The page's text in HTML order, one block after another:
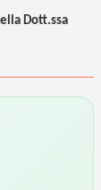
Dott.ssa